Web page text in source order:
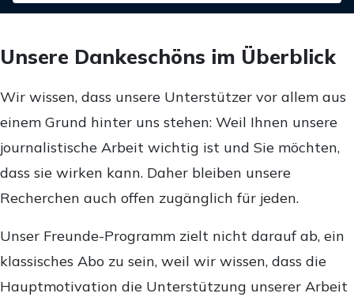
Unsere Dankeschöns im Überblick
Wir wissen, dass unsere Unterstützer vor allem aus
einem Grund hinter uns stehen: Weil Ihnen unsere
journalistische Arbeit wichtig ist und Sie möchten,
dass sie wirken kann. Daher bleiben unsere
Recherchen auch offen zugänglich für jeden.
Unser Freunde-Programm zielt nicht darauf ab, ein
klassisches Abo zu sein, weil wir wissen, dass die
Hauptmotivation die Unterstützung unserer Arbeit